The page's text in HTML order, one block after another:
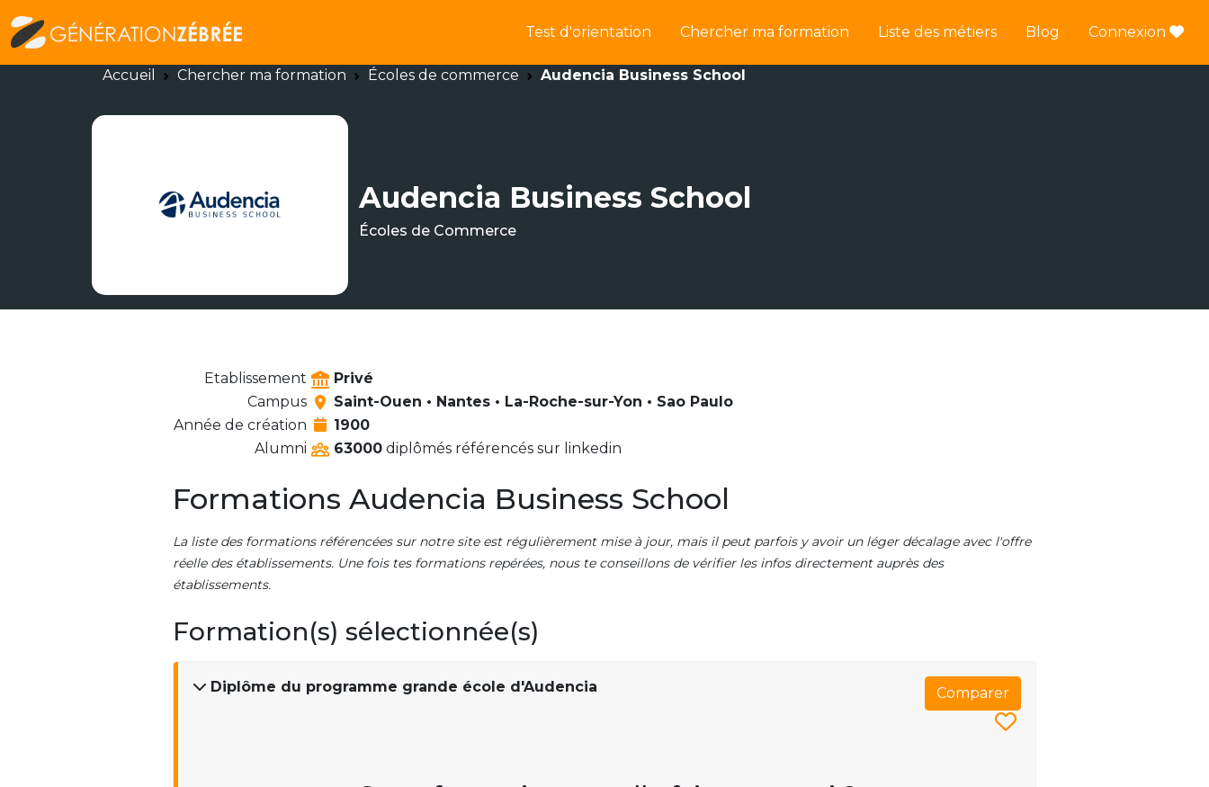
Test d'orientation Chercher ma formation Liste des métiers Blog Connexion
Accueil Chercher ma formation Écoles de commerce Audencia Business School
Audencia Business School
Écoles de Commerce
Etablissement
Privé
Campus
Saint-Ouen • Nantes • La-Roche-sur-Yon • Sao Paulo
Année de création
1900
Alumni
63000 diplômés référencés sur linkedin
Formations Audencia Business School
La liste des formations référencées sur notre site est régulièrement mise à jour, mais il peut parfois y avoir un léger décalage avec l'offre
réelle des établissements. Une fois tes formations repérées, nous te conseillons de vérifier les infos directement auprès des
établissements.
Formation(s) sélectionnée(s)
Diplôme du programme grande école d'Audencia Comparer